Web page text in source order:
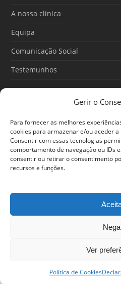
Gerir o
Para fornecer as melhores
cookies para armazenar e/ou aceder
Consentir com essas tecnologias
comportamento de navegação ou IDs
consentir ou retirar o consentimento
recursos e funções.
Ver
Política de Cookies
o e r
A nossa clínica
Equipa
Comunicação Social
Testemunhos
O Poder do Subconsciente:
30/06/2026
Ansiedade: cuidar de si antes
sua vida
© 2024 Em Forma. Todos
do Consumidor|
Estamos disponíveis entre as 12h e as 20h